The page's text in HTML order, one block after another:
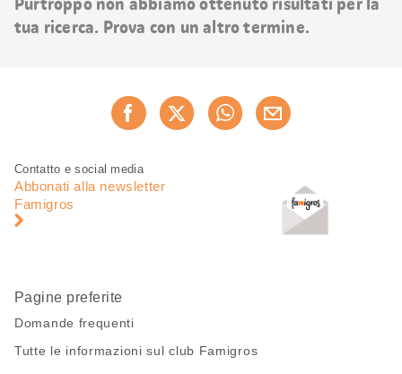
tua ricerca. Prova con un altro termine.
Consiglia ora
Piè
pagina
Navigazione
pagina
Contatto e social media
Abbonati alla newsletter
Famigros
Pagine preferite
Domande frequenti
Tutte le informazioni sul club Famigros